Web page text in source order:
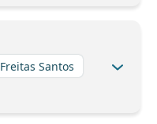
Santos